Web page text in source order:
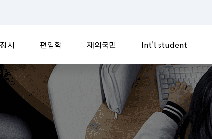
정시 편입학 재외국민 Int'l student